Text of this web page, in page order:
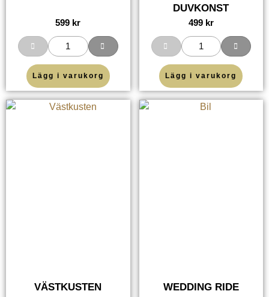
599 kr
Lägg i varukorg
DUVKONST
499 kr
Lägg i varukorg
VÄSTKUSTEN WEDDING RIDE